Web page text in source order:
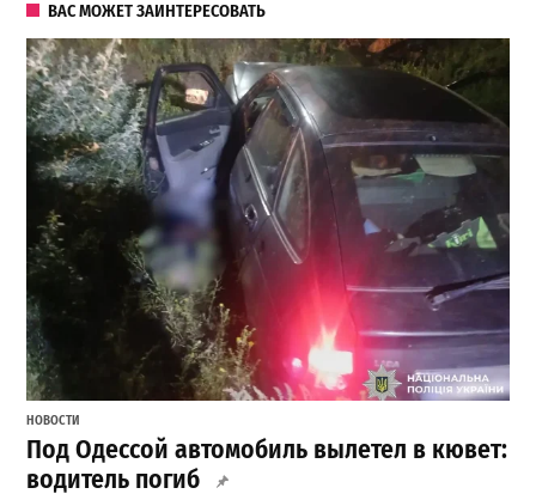
ВАС МОЖЕТ ЗАИНТЕРЕСОВАТЬ
НОВОСТИ
Под Одессой автомобиль вылетел в кювет:
водитель погиб